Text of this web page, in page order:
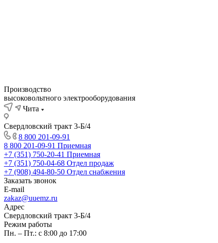
Производство
высоковольтного электрооборудования
Чита
Свердловский тракт 3-Б/4
8 800 201-09-91
8 800 201-09-91 Приемная
+7 (351) 750-20-41 Приемная
+7 (351) 750-04-68 Отдел продаж
+7 (908) 494-80-50 Отдел снабжения
Заказать звонок
E-mail
zakaz@uuemz.ru
Адрес
Свердловский тракт 3-Б/4
Режим работы
Пн. – Пт.: с 8:00 до 17:00